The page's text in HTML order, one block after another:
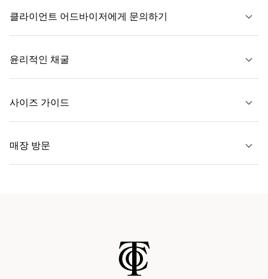
자세히 보기
클라이언트 어드바이저에게 문의하기
윤리적인 채굴
사이즈 가이드
자세히 보기
매장 방문